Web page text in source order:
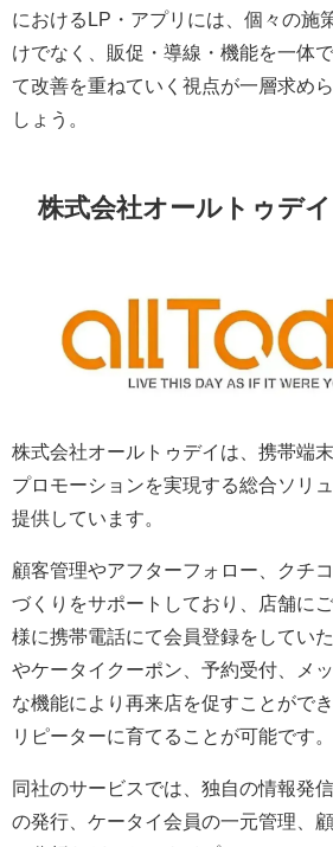
におけるLP・アプリには、個々の施
けでなく、販促・導線・機能を一体
て改善を重ねていく視点が一層求め
しょう。
株式会社オールトゥデ
株式会社オールトゥデイは、携帯端
プロモーションを実現する総合ソリ
提供しています。
顧客管理やアフターフォロー、クチ
づくりをサポートしており、店舗に
様に携帯電話にて会員登録をしてい
やケータイクーポン、予約受付、メ
な機能により再来店を促すことがで
リピーターに育てることが可能です。
同社のサービスでは、独自の情報発
の発行、ケータイ会員の一元管理、